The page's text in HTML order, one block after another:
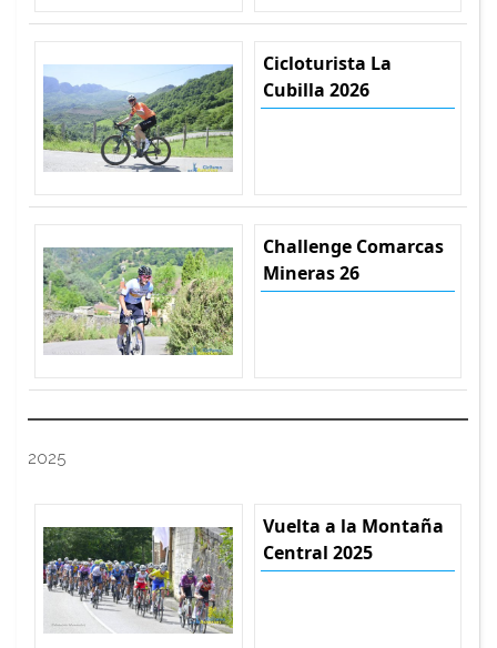
Cicloturista La
Cubilla 2026
Challenge Comarcas
Mineras 26
2025
Vuelta a la Montaña
Central 2025